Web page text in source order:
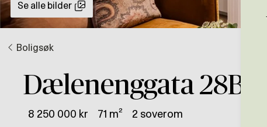
Se alle bilder
Boligsøk
Dælenenggata 28B
8 250 000 kr 71 m² 2 soverom